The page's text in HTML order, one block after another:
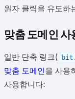
원자 클릭을 유도하
맞춤 도메인 사
일반 단축 링크(
맞춤 도메인을 사용
사용합니다: